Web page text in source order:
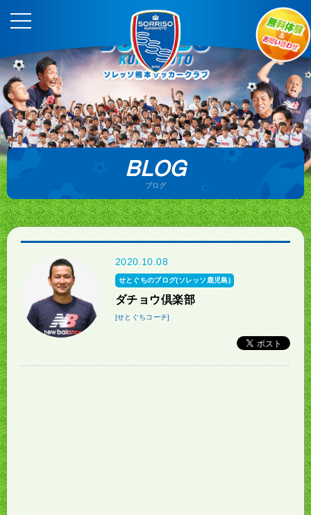
BLOG
ブログ
2020.10.08
せとぐちのブログ(ソレッソ鹿児島)
ダチョウ倶楽部
[せとぐちコーチ]